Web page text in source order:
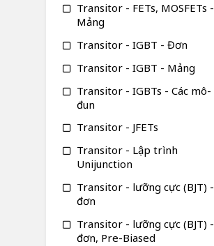
Transitor - FETs, MOSFETs -
Mảng
Transitor - IGBT - Đơn
Transitor - IGBT - Mảng
Transitor - IGBTs - Các mô-
đun
Transitor - JFETs
Transitor - Lập trình
Unijunction
Transitor - lưỡng cực (BJT) -
đơn
Transitor - lưỡng cực (BJT) -
đơn, Pre-Biased